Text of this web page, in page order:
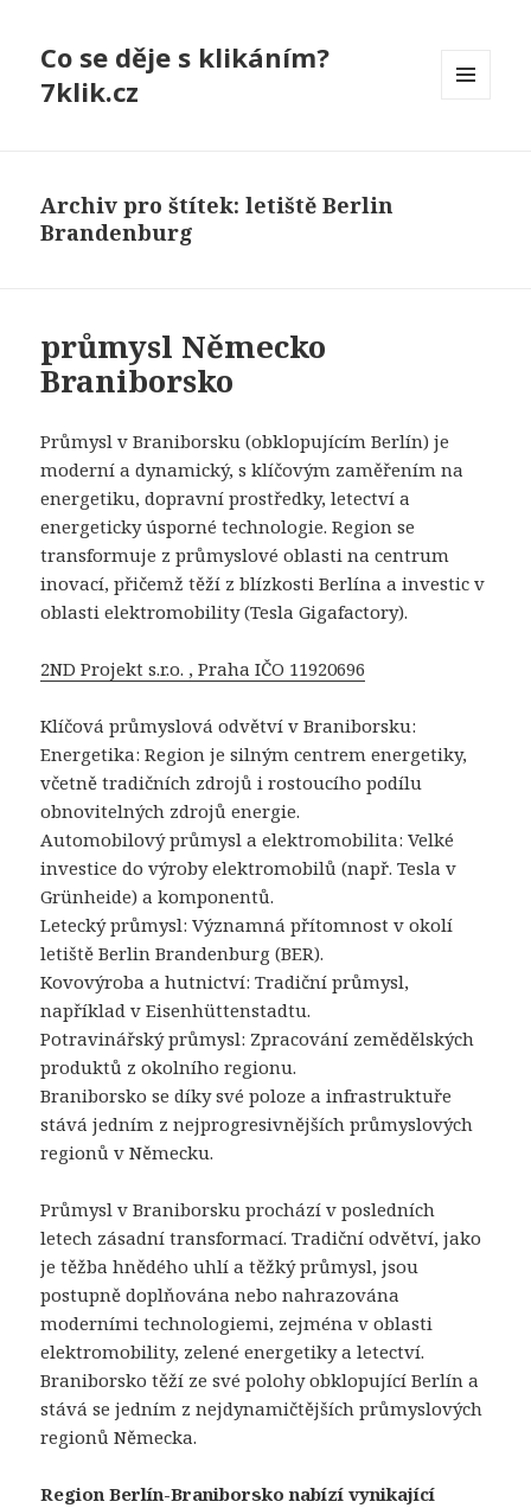
Co se děje s klikáním?
7klik.cz
Archiv pro štítek: letiště Berlin
Brandenburg
průmysl Německo
Braniborsko
Průmysl v Braniborsku (obklopujícím Berlín) je
moderní a dynamický, s klíčovým zaměřením na
energetiku, dopravní prostředky, letectví a
energeticky úsporné technologie. Region se
transformuje z průmyslové oblasti na centrum
inovací, přičemž těží z blízkosti Berlína a investic v
oblasti elektromobility (Tesla Gigafactory).
2ND Projekt s.r.o. , Praha IČO 11920696
Klíčová průmyslová odvětví v Braniborsku:
Energetika: Region je silným centrem energetiky,
včetně tradičních zdrojů i rostoucího podílu
obnovitelných zdrojů energie.
Automobilový průmysl a elektromobilita: Velké
investice do výroby elektromobilů (např. Tesla v
Grünheide) a komponentů.
Letecký průmysl: Významná přítomnost v okolí
letiště Berlin Brandenburg (BER).
Kovovýroba a hutnictví: Tradiční průmysl,
například v Eisenhüttenstadtu.
Potravinářský průmysl: Zpracování zemědělských
produktů z okolního regionu.
Braniborsko se díky své poloze a infrastruktuře
stává jedním z nejprogresivnějších průmyslových
regionů v Německu.
Průmysl v Braniborsku prochází v posledních
letech zásadní transformací. Tradiční odvětví, jako
je těžba hnědého uhlí a těžký průmysl, jsou
postupně doplňována nebo nahrazována
moderními technologiemi, zejména v oblasti
elektromobility, zelené energetiky a letectví.
Braniborsko těží ze své polohy obklopující Berlín a
stává se jedním z nejdynamičtějších průmyslových
regionů Německa.
Region Berlín-Braniborsko nabízí vynikající